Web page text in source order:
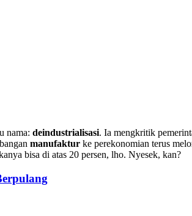
nama: deindustrialisasi. Ia mengkritik
manufaktur ke perekonomian terus
bisa di atas 20 persen, lho. Nyesek, kan?